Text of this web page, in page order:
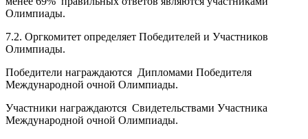
менее 69% правильных ответов являются участниками
Олимпиады.
7.2. Оргкомитет определяет Победителей и Участников
Олимпиады.
Победители награждаются Дипломами Победителя
Международной очной Олимпиады.
Участники награждаются Свидетельствами Участника
Международной очной Олимпиады.